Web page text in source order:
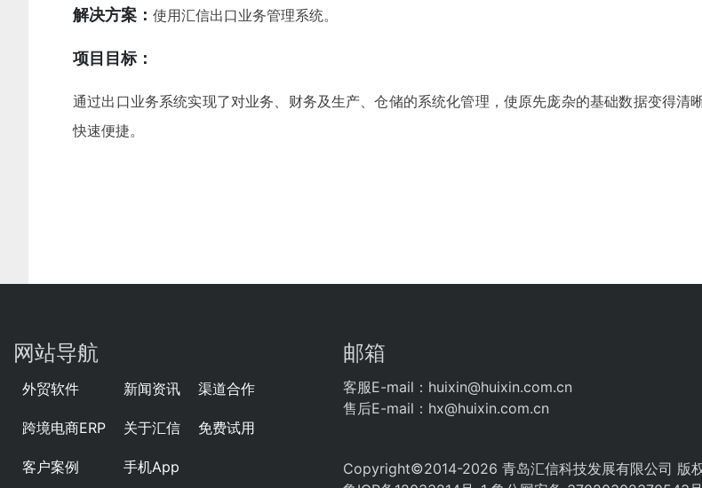
解决方案： 使用汇信出口业务管理系统。
项目目标：
通过出口业务系统实现了对业务、财务及生产、仓储的系统化管理，使原先庞杂的基础数据变得
快速便捷。
网站导航
外贸软件
跨境电商ERP
客户案例
新闻资讯
关于汇信
手机App
渠道合作
免费试用
邮箱
客服E-mail：huixin@huixin.com.cn
售后E-mail：hx@huixin.com.cn
Copyright©2014-2026 青岛汇信科技发展有限公司 版